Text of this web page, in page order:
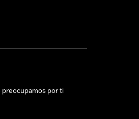
preocupamos por ti